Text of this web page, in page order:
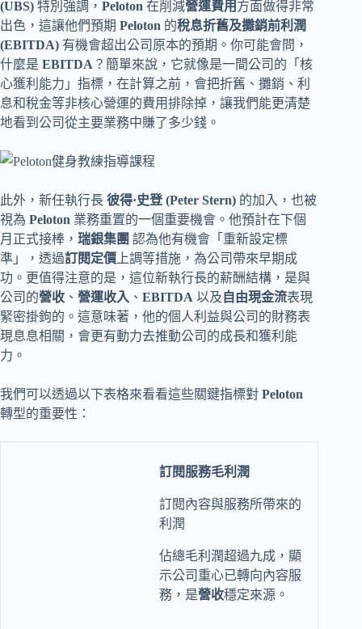
(UBS) 特別強調， Peloton 在削減營運費用 方面做得非常
出色，這讓他們預期 Peloton 的稅息折舊及攤銷前利潤
(EBITDA) 有機會超出公司原本的預期。你可能會問，
什麼是 EBITDA ？簡單來說，它就像是一間公司的「核
心獲利能力」指標，在計算之前，會把折舊、攤銷、利
息和稅金等非核心營運的費用排除掉，讓我們能更清楚
地看到公司從主要業務中賺了多少錢。
此外，新任執行長 彼得·史登 (Peter Stern) 的加入，也被
視為 Peloton 業務重置的一個重要機會。他預計在下個
月正式接棒， 瑞銀集團 認為他有機會「重新設定標
準」，透過訂閱定價 上調等措施，為公司帶來早期成
功。更值得注意的是，這位新執行長的薪酬結構，是與
公司的營收 、 營運收入 、 EBITDA 以及 自由現金流表現
緊密掛鉤的。這意味著，他的個人利益與公司的財務表
現息息相關，會更有動力去推動公司的成長和獲利能
力。
我們可以透過以下表格來看看這些關鍵指標對 Peloton
轉型的重要性：
訂閱服務毛利潤
訂閱內容與服務所帶來的
利潤
佔總毛利潤超過九成，顯
示公司重心已轉向內容服
務，是營收穩定來源。